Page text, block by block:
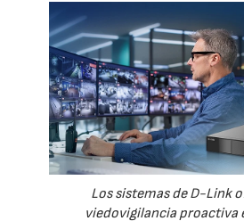
Los sistemas de D-Link
viedovigilancia proactiva